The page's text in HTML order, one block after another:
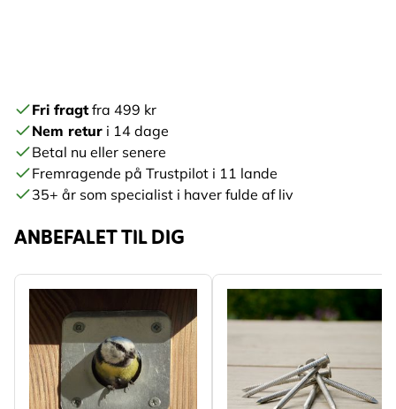
Fri fragtfra 499 kr
Nem retur i 14 dage
Betal nu eller senere
Fremragende på Trustpilot i 11 lande
35+ år som specialist i haver fulde af liv
ANBEFALET TIL DIG